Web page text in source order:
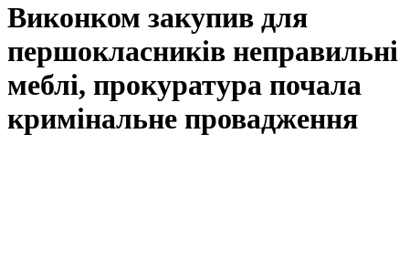
Виконком закупив для
першокласників неправильні
меблі, прокуратура почала
кримінальне провадження